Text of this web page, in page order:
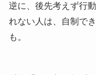
逆に、後先考えず行
れない人は、自制で
も。